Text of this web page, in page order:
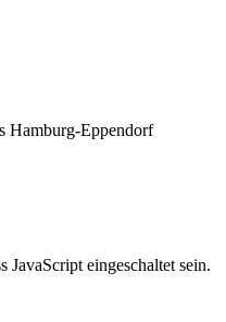
Hamburg-Eppendorf
eingeschaltet sein.